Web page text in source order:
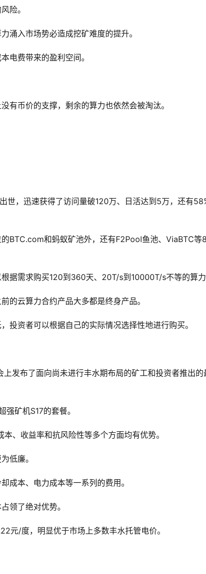
险。
涌入市场势必造成挖矿难度的提升。
电费带来的盈利空间。
有币价的支撑，剩余的算力也依然会被淘汰。
世，迅速获得了访问量破120万、日活达到5万，还有
BTC.com和蚂蚁矿池外，还有F2Pool鱼池、ViaBTC等
据需求购买120到360天、20T/s到10000T/s不等的算
的云算力合约产品大多都是终身产品。
投资者可以根据自己的实际情况选择性地进行购买。
发布了面向尚未进行丰水期布局的矿工和投资者推出的
矿机S17的套餐。
、收益率和抗风险性等多个方面均有优势。
低廉。
成本、电力成本等一系列的费用。
领了绝对优势。
元/度，明显优于市场上多数丰水托管电价。